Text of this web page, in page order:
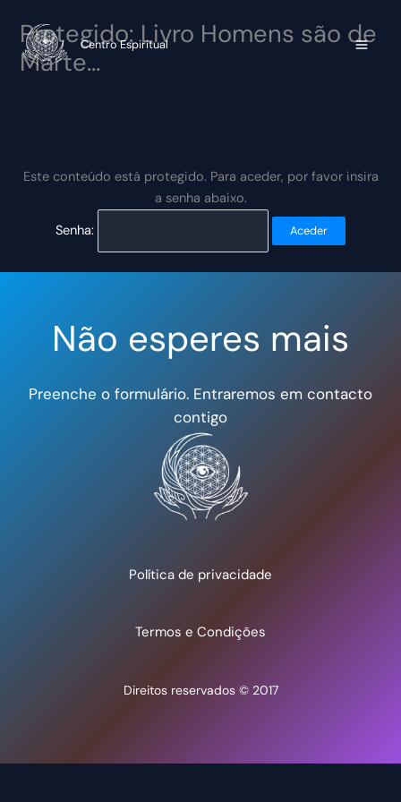
content
Centro Espiritual
Protegido: Livro Homens são de
Marte…
Este conteúdo está protegido. Para aceder, por favor insira
a senha abaixo.
Senha:
Não esperes mais
Preenche o formulário. Entraremos em contacto
contigo
Política de privacidade
Termos e Condições
Direitos reservados © 2017